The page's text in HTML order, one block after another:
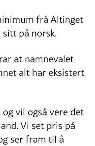
frå Altinget
på norsk.
at namnevalet
alt har eksistert
vil også vere det
Vi set pris på
ser fram til å